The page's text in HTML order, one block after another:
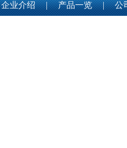
企业介绍 | 产品一览 | 公